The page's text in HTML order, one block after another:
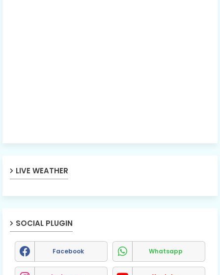
LIVE WEATHER
SOCIAL PLUGIN
Facebook Whatsapp